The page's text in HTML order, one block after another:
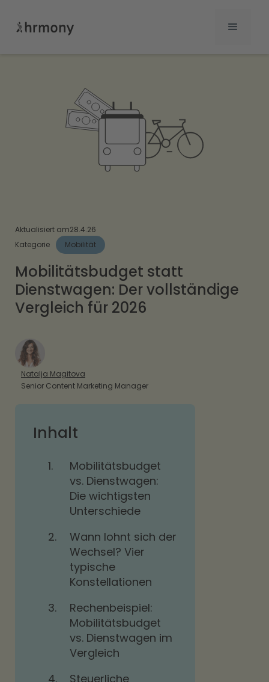
Aktualisiert am28.4.26
Kategorie
Mobilität
Mobilitätsbudget statt
Dienstwagen: Der vollständige
Vergleich für 2026
Natalja Magitova
Senior Content Marketing Manager
Inhalt
1.
Mobilitätsbudget
vs. Dienstwagen:
Die wichtigsten
Unterschiede
2.
Wann lohnt sich der
Wechsel? Vier
typische
Konstellationen
3.
Rechenbeispiel:
Mobilitätsbudget
vs. Dienstwagen im
Vergleich
4.
Steuerliche